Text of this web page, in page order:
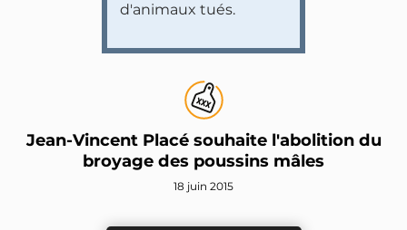
d'animaux tués.
Jean-Vincent Placé souhaite l'abolition du
broyage des poussins mâles
18 juin 2015